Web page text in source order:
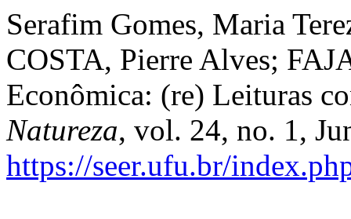
Serafim Gomes, Maria
COSTA, Pierre Alves;
Econômica: (re) Leituras
Natureza, vol. 24, no. 1,
https://seer.ufu.br/